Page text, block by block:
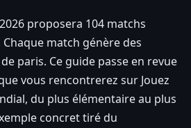
proposera 104 matchs
match génère des
paris. Ce guide passe en revue
vous rencontrerez sur Jouez
du plus élémentaire au plus
concret tiré du